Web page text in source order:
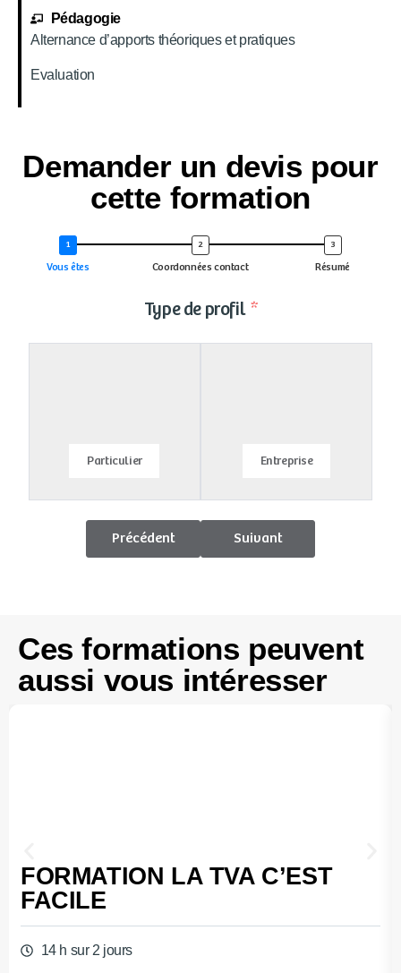
Pédagogie
Alternance d’apports théoriques et pratiques
Evaluation
Demander un devis pour
cette formation
Vous êtes Coordonnées contact Résumé
Type de profil
Particulier Entreprise
Précédent Suivant
Ces formations peuvent
aussi vous intéresser
FORMATION LA TVA C’EST
FACILE
14 h sur 2 jours